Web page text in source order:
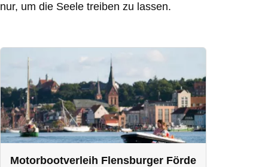
nur, um die Seele treiben zu lassen.
Motorbootverleih Flensburger Förde